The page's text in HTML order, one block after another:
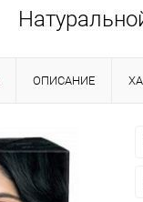
ОПИСАНИЕ